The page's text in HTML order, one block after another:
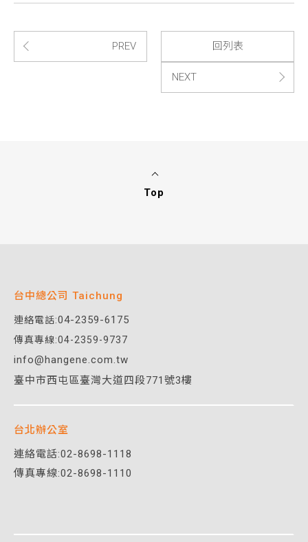
PREV 回列表
NEXT
Top
台中總公司 Taichung
連絡電話:04-2359-6175
傳真專線:04-2359-9737
info@hangene.com.tw
臺中市西屯區臺灣大道四段771號3樓
台北辦公室
連絡電話:02-8698-1118
傳真專線:02-8698-1110